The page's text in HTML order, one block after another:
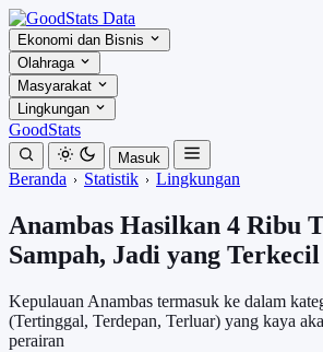
Ekonomi dan Bisnis
Olahraga
Masyarakat
Lingkungan
GoodStats
Masuk
Beranda Statistik Lingkungan
Anambas Hasilkan 4 Ribu
Sampah, Jadi yang
Kepulauan Anambas termasuk ke dalam
(Tertinggal, Terdepan, Terluar) yang kaya
perairan